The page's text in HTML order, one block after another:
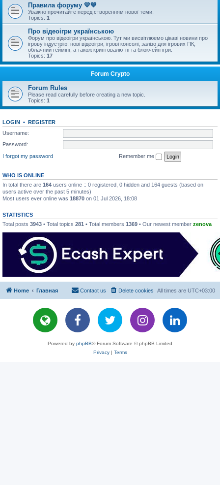
Правила форуму 💛💙
Уважно прочитайте перед створенням нової теми.
Topics: 1
Про відеоігри українською
Форум про відеоігри українською. Тут ми висвітлюемо цікаві новини про
ігрову індустрію: нові відеоігри, ігрові консолі, залізо для ігрових ПК,
облачний геймінг, а також криптовалютні та блокчейн ігри.
Topics: 17
Forum Crypto
Forum Rules
Please read carefully before creating a new topic.
Topics: 1
LOGIN • REGISTER
Username:
Password:
I forgot my password
Remember me
WHO IS ONLINE
In total there are 164 users online :: 0 registered, 0 hidden and 164 guests (based on
users active over the past 5 minutes)
Most users ever online was 18870 on 01 Jul 2026, 18:08
STATISTICS
Total posts 3943 • Total topics 281 • Total members 1369 • Our newest member zenova
Home Главная All times are UTC+03:00
Delete cookies
Contact us
Powered by phpBB® Forum Software © phpBB Limited
Privacy| Terms